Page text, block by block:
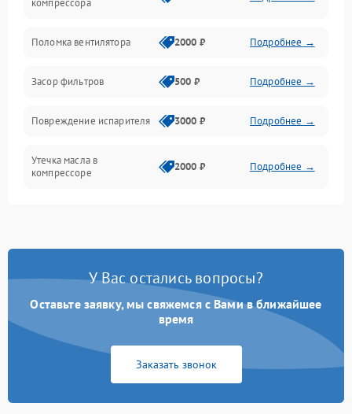
Поломка вентилятора 2000 ₽ Подробнее →
Засор фильтров 500 ₽ Подробнее →
Повреждение испарителя 3000 ₽ Подробнее →
Утечка масла в
компрессоре
2000 ₽ Подробнее →
четырехходового клапана
Подробнее →
вентилятора
1500 ₽ Подробнее →
1000 ₽ Подробнее →
У Вас остались вопросы?
Оставьте заявку, мы свяжемся с Вами в ближайшее
время
Заказать звонок